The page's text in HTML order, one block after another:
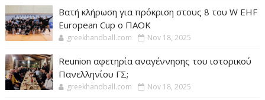
Βατή κλήρωση για πρόκριση στους 8 του W EHF
European Cup ο ΠΑΟΚ
greekhandball.com Nov 18, 2025
Reunion αφετηρία αναγέννησης του ιστορικού
Πανελληνίου ΓΣ;
greekhandball.com Nov 18, 2025